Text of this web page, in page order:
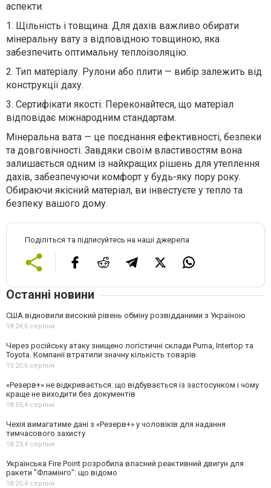
аспекти:
1. Щільність і товщина. Для дахів важливо обирати
мінеральну вату з відповідною товщиною, яка
забезпечить оптимальну теплоізоляцію.
2. Тип матеріалу. Рулони або плити — вибір залежить від
конструкції даху.
3. Сертифікати якості. Переконайтеся, що матеріал
відповідає міжнародним стандартам.
Мінеральна вата — це поєднання ефективності, безпеки
та довговічності. Завдяки своїм властивостям вона
залишається одним із найкращих рішень для утеплення
дахів, забезпечуючи комфорт у будь-яку пору року.
Обираючи якісний матеріал, ви інвестуєте у тепло та
безпеку вашого дому.
Поділіться та підписуйтесь на наші джерела
Останні новини
США відновили високий рівень обміну розвідданими з Україною
18:24,6 серпня
Через російську атаку знищено логістичні склади Puma, Intertop та
Toyota. Компанії втратили значну кількість товарів
15:20,6 серпня
«Резерв+» не відкривається: що відбувається із застосунком і чому
краще не виходити без документів
18:55,4 серпня
Чехія вимагатиме дані з «Резерв+» у чоловіків для надання
тимчасового захисту
18:23,4 серпня
Українська Fire Point розробила власний реактивний двигун для
ракети "Фламінго": що відомо
18:20,4 серпня